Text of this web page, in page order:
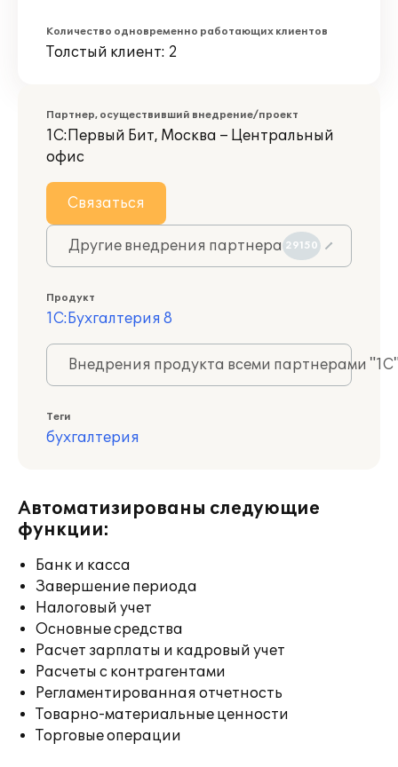
Количество одновременно работающих клиентов
Толстый клиент: 2
Партнер, осуществивший внедрение/проект
1С:Первый Бит, Москва – Центральный
офис
Связаться
Другие внедрения партнера 29150
Продукт
1С:Бухгалтерия 8
Внедрения продукта всеми партнерами
Теги
бухгалтерия
Автоматизированы следующие
функции:
Банк и касса
Завершение периода
Налоговый учет
Основные средства
Расчет зарплаты и кадровый учет
Расчеты с контрагентами
Регламентированная отчетность
Товарно-материальные ценности
Торговые операции